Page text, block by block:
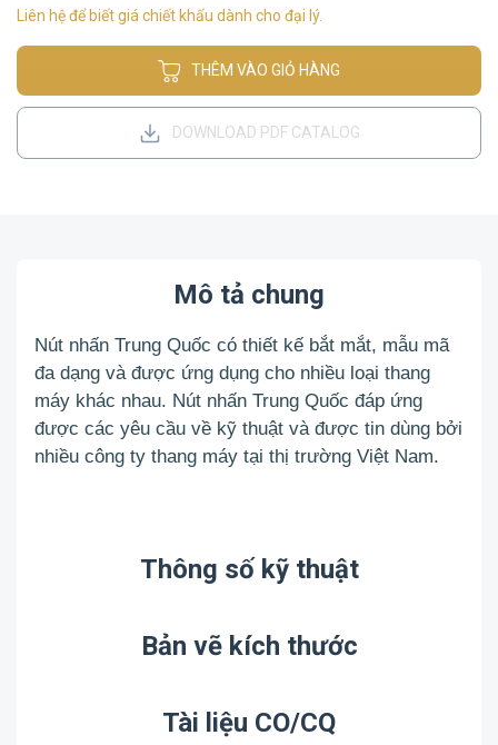
Liên hệ để biết giá chiết khấu dành cho đại lý.
THÊM VÀO GIỎ HÀNG
DOWNLOAD PDF CATALOG
Mô tả chung
Nút nhấn Trung Quốc có thiết kế bắt mắt, mẫu mã
đa dạng và được ứng dụng cho nhiều loại thang
máy khác nhau. Nút nhấn Trung Quốc đáp ứng
được các yêu cầu về kỹ thuật và được tin dùng bởi
nhiều công ty thang máy tại thị trường Việt Nam.
Thông số kỹ thuật
Bản vẽ kích thước
Tài liệu CO/CQ